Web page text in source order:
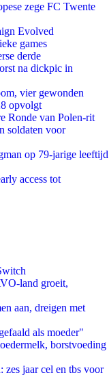
zege FC Twente
Evolved
games
derde
na dickpic in
vier gewonden
opvolgt
Ronde van Polen-rit
soldaten voor
op 79-jarige leeftijd
access tot
land groeit,
aan, dreigen met
als moeder"
borstvoeding
zes jaar cel en tbs voor